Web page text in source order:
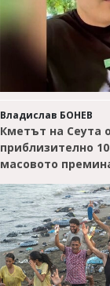
Владислав БОНЕВ
Кметът на Сеута
приблизително
масовото